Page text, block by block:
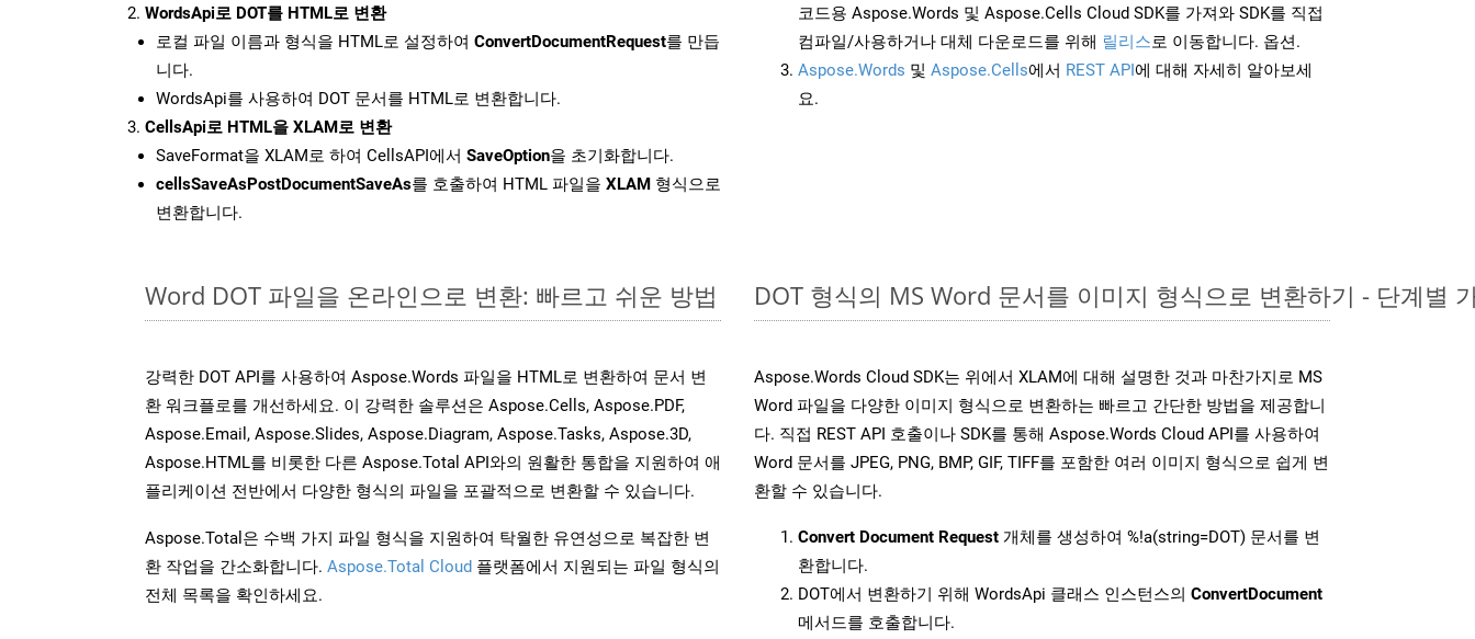
WordsApi로 DOT를 HTML로 변환
로컬 파일 이름과 형식을 HTML로 설정하여 ConvertDocumentRequest를 만듭
니다.
WordsApi를 사용하여 DOT 문서를 HTML로 변환합니다.
CellsApi로 HTML을 XLAM로 변환
SaveFormat을 XLAM로 하여 CellsAPI에서 SaveOption을 초기화합니다.
cellsSaveAsPostDocumentSaveAs를 호출하여 HTML 파일을 XLAM 형식으로
변환합니다.
코드용 Aspose.Words 및 Aspose.Cells Cloud SDK를 가져와 SDK를 직접
컴파일/사용하거나 대체 다운로드를 위해 릴리스로 이동합니다. 옵션.
Aspose.Words 및 Aspose.Cells에서 REST API에 대해 자세히 알아보세
요.
Word DOT 파일을 온라인으로 변환: 빠르고 쉬운 방법
강력한 DOT API를 사용하여 Aspose.Words 파일을 HTML로 변환하여 문서 변
환 워크플로를 개선하세요. 이 강력한 솔루션은 Aspose.Cells, Aspose.PDF,
Aspose.Email, Aspose.Slides, Aspose.Diagram, Aspose.Tasks, Aspose.3D,
Aspose.HTML를 비롯한 다른 Aspose.Total API와의 원활한 통합을 지원하여 애
플리케이션 전반에서 다양한 형식의 파일을 포괄적으로 변환할 수 있습니다.
Aspose.Total은 수백 가지 파일 형식을 지원하여 탁월한 유연성으로 복잡한 변
환 작업을 간소화합니다. Aspose.Total Cloud 플랫폼에서 지원되는 파일 형식의
전체 목록을 확인하세요.
DOT 형식의 MS Word 문서를 이미지 형식으로 변환하기 - 단계별
Aspose.Words Cloud SDK는 위에서 XLAM에 대해 설명한 것과 마찬가지로 MS
Word 파일을 다양한 이미지 형식으로 변환하는 빠르고 간단한 방법을 제공합니
다. 직접 REST API 호출이나 SDK를 통해 Aspose.Words Cloud API를 사용하여
Word 문서를 JPEG, PNG, BMP, GIF, TIFF를 포함한 여러 이미지 형식으로 쉽게 변
환할 수 있습니다.
Convert Document Request 개체를 생성하여 %!a(string=DOT) 문서를 변
환합니다.
DOT에서 변환하기 위해 WordsApi 클래스 인스턴스의 ConvertDocument
메서드를 호출합니다.